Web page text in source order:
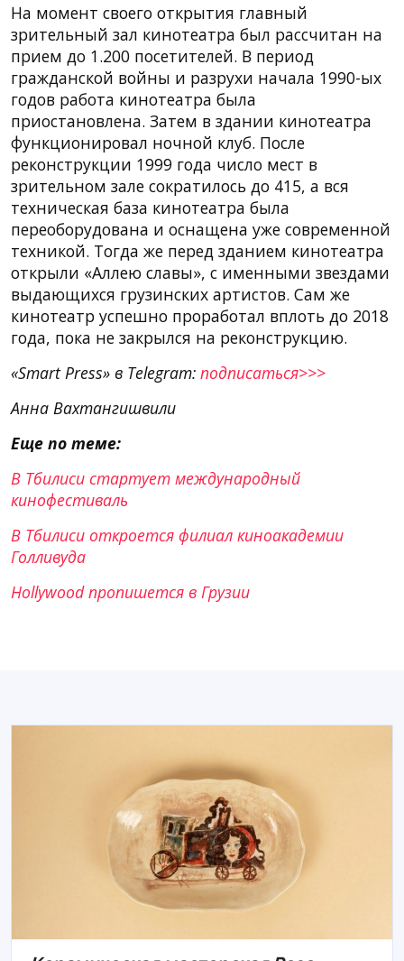
На момент своего открытия главный
зрительный зал кинотеатра был рассчитан на
прием до 1.200 посетителей. В период
гражданской войны и разрухи начала 1990-ых
годов работа кинотеатра была
приостановлена. Затем в здании кинотеатра
функционировал ночной клуб. После
реконструкции 1999 года число мест в
зрительном зале сократилось до 415, а вся
техническая база кинотеатра была
переоборудована и оснащена уже современной
техникой. Тогда же перед зданием кинотеатра
открыли «Аллею славы», с именными звездами
выдающихся грузинских артистов. Сам же
кинотеатр успешно проработал вплоть до 2018
года, пока не закрылся на реконструкцию.
«Smart Press» в Telegram: подписаться>>>
Анна Вахтангишвили
Еще по теме:
В Тбилиси стартует международный
кинофестиваль
В Тбилиси откроется филиал киноакадемии
Голливуда
Hollywood пропишется в Грузии